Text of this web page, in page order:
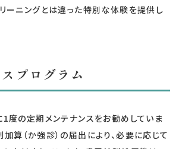
ーニングとは違った特別な体験を提供し
プログラム
度の定期メンテナンスをお勧めしていま
算（か強診）の届出により、必要に応じて